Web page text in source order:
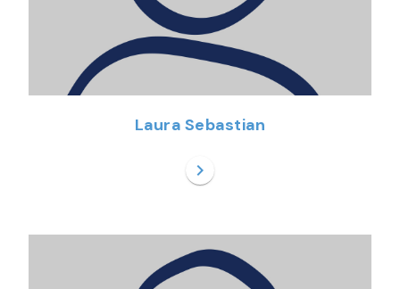
Laura Sebastian
chevron_right